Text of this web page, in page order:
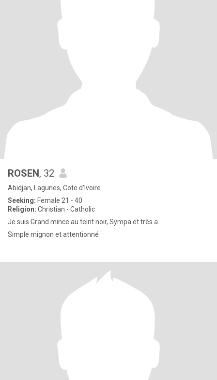
ROSEN, 32
Abidjan, Lagunes, Cote d'Ivoire
Seeking: Female 21 - 40
Religion: Christian - Catholic
Je suis Grand mince au teint noir, Sympa et très a...
Simple mignon et attentionné